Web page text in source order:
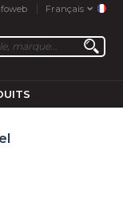
Français